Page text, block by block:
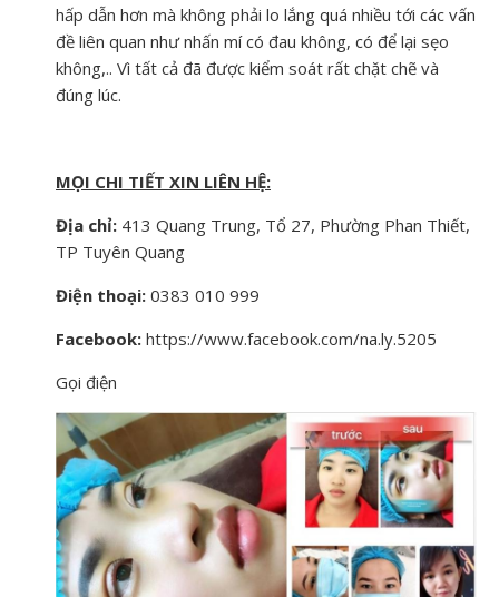
hấp dẫn hơn mà không phải lo lắng quá nhiều tới các vấn
đề liên quan như nhấn mí có đau không, có để lại sẹo
không,.. Vì tất cả đã được kiểm soát rất chặt chẽ và
đúng lúc.
MỌI CHI TIẾT XIN LIÊN HỆ:
Địa chỉ: 413 Quang Trung, Tổ 27, Phường Phan Thiết,
TP Tuyên Quang
Điện thoại: 0383 010 999
Facebook: https://www.facebook.com/na.ly.5205
Gọi điện